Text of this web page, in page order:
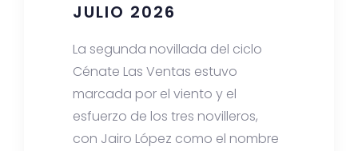
JULIO 2026
La segunda novillada del ciclo
Cénate Las Ventas estuvo
marcada por el viento y el
esfuerzo de los tres novilleros,
con Jairo López como el nombre